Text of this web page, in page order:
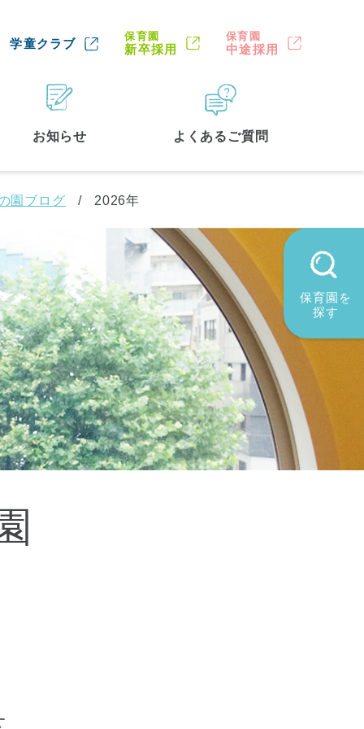
学童クラブ
保育園
新卒採用
保育園
中途採用
お知らせ よくあるご質問
保育園を
探す
墨田区(2) 品川区 (1)
杉並区(3) 板橋区(3)
三鷹市(2) 調布市(1)
千代田区(1) 豊島区(2)
園ブログ 2026年